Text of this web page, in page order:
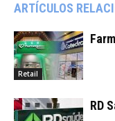
ARTÍCULOS
Retail
RD